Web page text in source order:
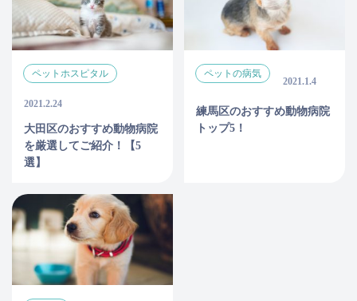
ペットホスピタル
2021.2.24
大田区のおすすめ動物病院
を厳選してご紹介！【5
選】
ペットの病気
2021.1.4
練馬区のおすすめ動物病院
トップ5！